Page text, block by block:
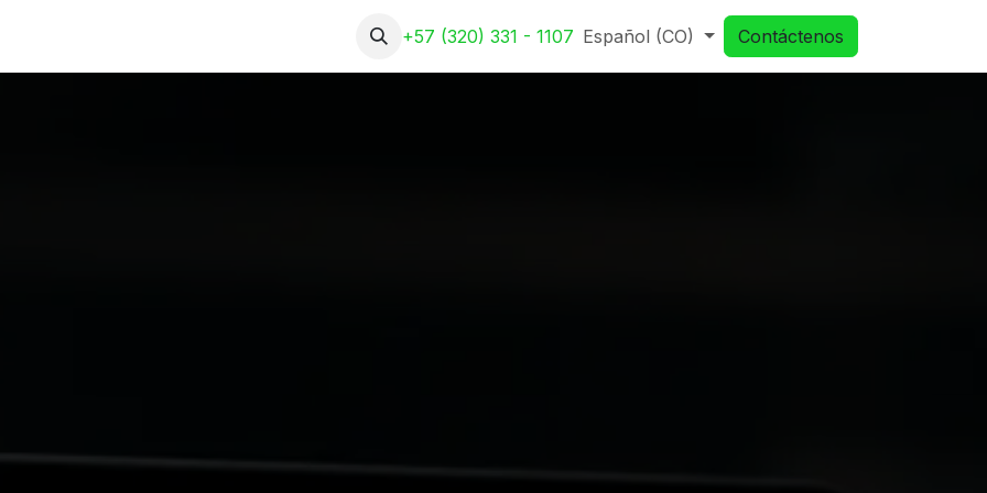
+57 (320) 331 - 1107 Español (CO) Contáctenos